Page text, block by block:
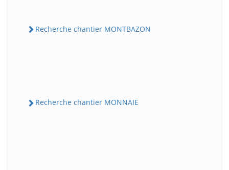
Recherche chantier MONTBAZON
Recherche chantier MONNAIE